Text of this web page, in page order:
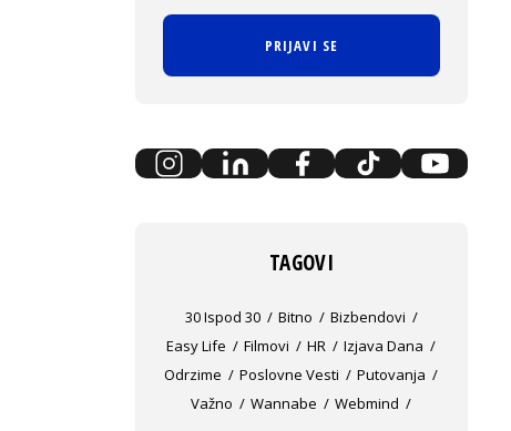
PRIJAVI SE
TAGOVI
30 Ispod 30 Bitno
Bizbendovi
Easy Life
Filmovi HR
Izjava Dana
Odrzime
Poslovne Vesti
Putovanja
Važno
Wannabe Webmind